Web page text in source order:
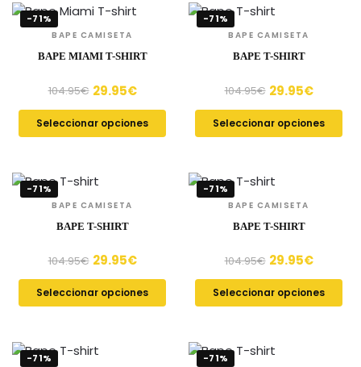
-71%
BAPE CAMISETA
BAPE MIAMI T-SHIRT
104.95€ 29.95€
Seleccionar opciones
-71%
BAPE CAMISETA
BAPE T-SHIRT
104.95€ 29.95€
Seleccionar opciones
-71%
BAPE CAMISETA
BAPE T-SHIRT
104.95€ 29.95€
Seleccionar opciones
-71%
BAPE CAMISETA
BAPE T-SHIRT
104.95€ 29.95€
Seleccionar opciones
-71% -71%